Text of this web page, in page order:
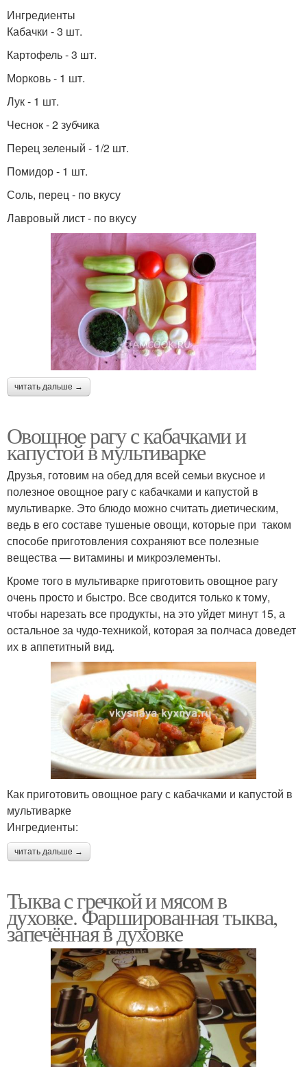
Ингредиенты
Кабачки - 3 шт.
Картофель - 3 шт.
Морковь - 1 шт.
Лук - 1 шт.
Чеснок - 2 зубчика
Перец зеленый - 1/2 шт.
Помидор - 1 шт.
Соль, перец - по вкусу
Лавровый лист - по вкусу
читать дальше →
Овощное рагу с кабачками и
капустой в мультиварке
Друзья, готовим на обед для всей семьи вкусное и
полезное овощное рагу с кабачками и капустой в
мультиварке. Это блюдо можно считать диетическим,
ведь в его составе тушеные овощи, которые при таком
способе приготовления сохраняют все полезные
вещества — витамины и микроэлементы.
Кроме того в мультиварке приготовить овощное рагу
очень просто и быстро. Все сводится только к тому,
чтобы нарезать все продукты, на это уйдет минут 15, а
остальное за чудо-техникой, которая за полчаса доведет
их в аппетитный вид.
Как приготовить овощное рагу с кабачками и капустой в
мультиварке
Ингредиенты:
читать дальше →
Тыква с гречкой и мясом в
духовке. Фаршированная тыква,
запечённая в духовке